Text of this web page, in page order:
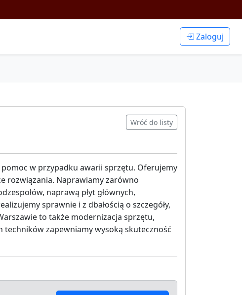
Zaloguj
Wróć do listy
w przypadku awarii sprzętu. Oferujemy
rozwiązania. Naprawiamy zarówno
naprawą płyt głównych,
sprawnie i z dbałością o szczegóły,
to także modernizacja sprzętu,
techników zapewniamy wysoką skuteczność